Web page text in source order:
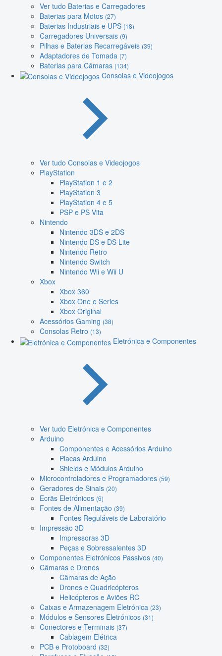
Ver tudo Baterias e Carregadores
Baterias para Motos (27)
Baterias Industriais e UPS (18)
Carregadores Universais (9)
Pilhas e Baterias Recarregáveis (39)
Adaptadores de Tomada (7)
Baterias para Câmaras (134)
Consolas e Videojogos
Ver tudo Consolas e Videojogos
PlayStation
PlayStation 1 e 2
PlayStation 3
PlayStation 4 e 5
PSP e PS Vita
Nintendo
Nintendo 3DS e 2DS
Nintendo DS e DS Lite
Nintendo Retro
Nintendo Switch
Nintendo Wii e Wii U
Xbox
Xbox 360
Xbox One e Series
Xbox Original
Acessórios Gaming (38)
Consolas Retro (13)
Eletrónica e Componentes
Ver tudo Eletrónica e Componentes
Arduino
Componentes e Acessórios Arduino
Placas Arduino
Shields e Módulos Arduino
Microcontroladores e Programadores (59)
Geradores de Sinais (20)
Ecrãs Eletrónicos (6)
Fontes de Alimentação (39)
Fontes Reguláveis de Laboratório
Impressão 3D
Impressoras 3D
Peças e Sobressalentes 3D
Componentes Eletrónicos Passivos (40)
Câmaras e Drones
Câmaras de Ação
Drones e Quadricópteros
Helicópteros e Aviões RC
Caixas e Armazenagem Eletrónica (23)
Módulos e Sensores Eletrónicos (31)
Conectores e Terminais (37)
Cablagem Elétrica
PCB e Protoboard (32)